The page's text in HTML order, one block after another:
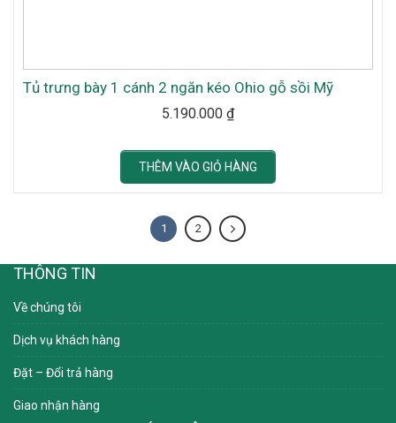
Tủ trưng bày 1 cánh 2 ngăn kéo Ohio gỗ sồi Mỹ
5.190.000 ₫
THÊM VÀO GIỎ HÀNG
1 2
THÔNG TIN
Về chúng tôi
Dịch vụ khách hàng
Đặt – Đổi trả hàng
Giao nhận hàng